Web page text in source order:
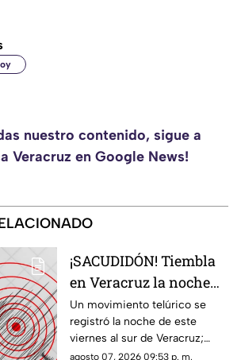
nuestro contenido, sigue a
Veracruz en Google News!
¡SACUDIDÓN! Tiembla
en Veracruz la noche
de HOY viernes 7 de
agosto del 2026; ¿cuál
fue la magnitud y
Un movimiento telúrico se
registró la noche de este
viernes al sur de Veracruz;
habitantes de la zona pudieron
agosto 07, 2026 09:53 p. m.